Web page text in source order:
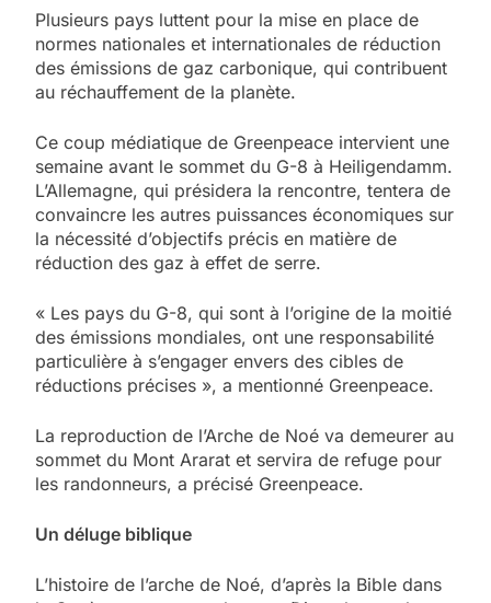
Plusieurs pays luttent pour la mise en place de
normes nationales et internationales de réduction
des émissions de gaz carbonique, qui contribuent
au réchauffement de la planète.
Ce coup médiatique de Greenpeace intervient une
semaine avant le sommet du G-8 à Heiligendamm.
L’Allemagne, qui présidera la rencontre, tentera de
convaincre les autres puissances économiques sur
la nécessité d’objectifs précis en matière de
réduction des gaz à effet de serre.
« Les pays du G-8, qui sont à l’origine de la moitié
des émissions mondiales, ont une responsabilité
particulière à s’engager envers des cibles de
réductions précises », a mentionné Greenpeace.
La reproduction de l’Arche de Noé va demeurer au
sommet du Mont Ararat et servira de refuge pour
les randonneurs, a précisé Greenpeace.
Un déluge biblique
L’histoire de l’arche de Noé, d’après la Bible dans